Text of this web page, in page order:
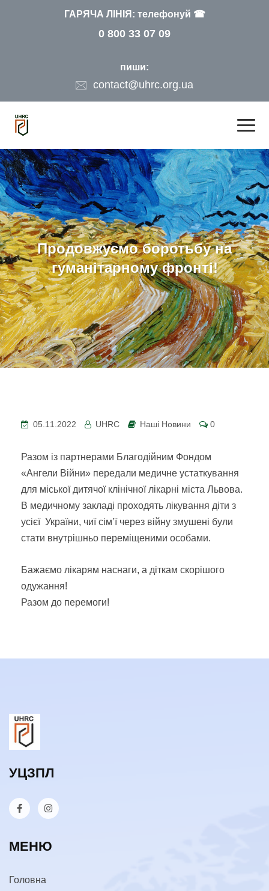
ГАРЯЧА ЛІНІЯ: телефонуй ☎
0 800 33 07 09
пиши:
contact@uhrc.org.ua
Продовжуємо боротьбу на
гуманітарному фронті!
05.11.2022 UHRC Наші Новини 0
Разом із партнерами Благодійним Фондом
«Ангели Війни» передали медичне устаткування
для міської дитячої клінічної лікарні міста Львова.
В медичному закладі проходять лікування діти з
усієї України, чиї сім’ї через війну змушені були
стати внутрішньо переміщеними особами.
Бажаємо лікарям наснаги, а діткам скорішого
одужання!
Разом до перемоги!
УЦЗПЛ
МЕНЮ
Головна